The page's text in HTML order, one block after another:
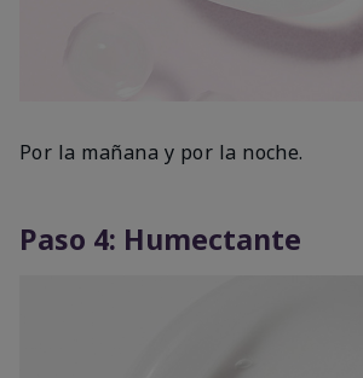
Por la mañana y por la noche.
Paso 4: Humectante